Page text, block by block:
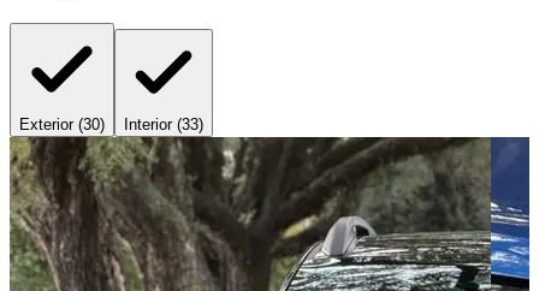
Exterior (30) Interior (33)